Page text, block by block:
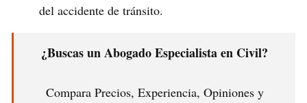
del accidente de tránsito.
¿Buscas un Abogado Especialista en Civil?
Compara Precios, Experiencia, Opiniones y